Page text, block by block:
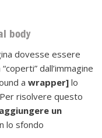
body
dovesse essere
dall’immagine
a wrapper] lo
risolvere questo
aggiungere un
lo sfondo